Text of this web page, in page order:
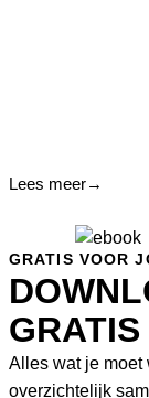
Lees meer→
GRATIS VOOR
Alles wat je moet
overzichtelijk